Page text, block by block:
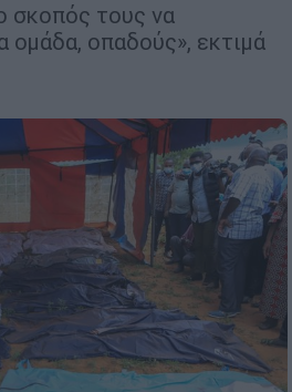
σκοπός τους να
ομάδα, οπαδούς», εκτιμά